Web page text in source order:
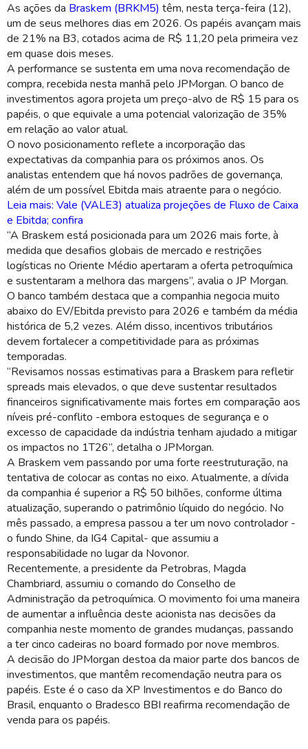
As ações da Braskem (BRKM5) têm, nesta terça-feira (12),
um de seus melhores dias em 2026. Os papéis avançam mais
de 21% na B3, cotados acima de R$ 11,20 pela primeira vez
em quase dois meses.
A performance se sustenta em uma nova recomendação de
compra, recebida nesta manhã pelo JPMorgan. O banco de
investimentos agora projeta um preço-alvo de R$ 15 para os
papéis, o que equivale a uma potencial valorização de 35%
em relação ao valor atual.
O novo posicionamento reflete a incorporação das
expectativas da companhia para os próximos anos. Os
analistas entendem que há novos padrões de governança,
além de um possível Ebitda mais atraente para o negócio.
Leia mais: Vale (VALE3) atualiza projeções de Fluxo de Caixa
e Ebitda; confira
“A Braskem está posicionada para um 2026 mais forte, à
medida que desafios globais de mercado e restrições
logísticas no Oriente Médio apertaram a oferta petroquímica
e sustentaram a melhora das margens”, avalia o JP Morgan.
O banco também destaca que a companhia negocia muito
abaixo do EV/Ebitda previsto para 2026 e também da média
histórica de 5,2 vezes. Além disso, incentivos tributários
devem fortalecer a competitividade para as próximas
temporadas.
“Revisamos nossas estimativas para a Braskem para refletir
spreads mais elevados, o que deve sustentar resultados
financeiros significativamente mais fortes em comparação aos
níveis pré-conflito -embora estoques de segurança e o
excesso de capacidade da indústria tenham ajudado a mitigar
os impactos no 1T26”, detalha o JPMorgan.
A Braskem vem passando por uma forte reestruturação, na
tentativa de colocar as contas no eixo. Atualmente, a dívida
da companhia é superior a R$ 50 bilhões, conforme última
atualização, superando o patrimônio líquido do negócio. No
mês passado, a empresa passou a ter um novo controlador -
o fundo Shine, da IG4 Capital- que assumiu a
responsabilidade no lugar da Novonor.
Recentemente, a presidente da Petrobras, Magda
Chambriard, assumiu o comando do Conselho de
Administração da petroquímica. O movimento foi uma maneira
de aumentar a influência deste acionista nas decisões da
companhia neste momento de grandes mudanças, passando
a ter cinco cadeiras no board formado por nove membros.
A decisão do JPMorgan destoa da maior parte dos bancos de
investimentos, que mantêm recomendação neutra para os
papéis. Este é o caso da XP Investimentos e do Banco do
Brasil, enquanto o Bradesco BBI reafirma recomendação de
venda para os papéis.